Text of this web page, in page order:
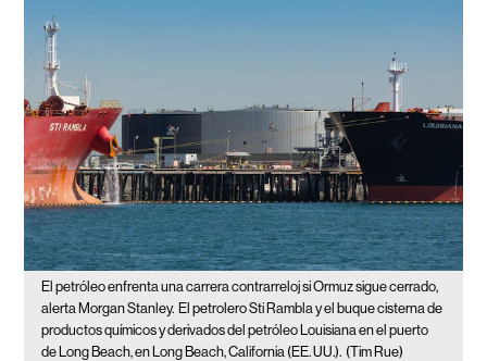
El petróleo enfrenta una carrera contrarreloj si Ormuz sigue cerrado,
alerta Morgan Stanley. El petrolero Sti Rambla y el buque cisterna de
productos químicos y derivados del petróleo Louisiana en el puerto
de Long Beach, en Long Beach, California (EE. UU.). (Tim Rue)